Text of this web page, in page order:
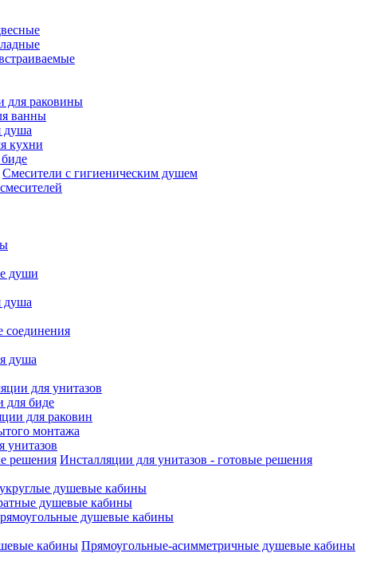
для раковины
ванны
душа
кухни
Смесители с гигиеническим душем
души
душа
душа
для унитазов
для биде
для раковин
монтажа
унитазов
Инсталляции для унитазов - готовые решения
душевые кабины
душевые кабины
душевые кабины
Прямоугольные-асимметричные душевые кабины